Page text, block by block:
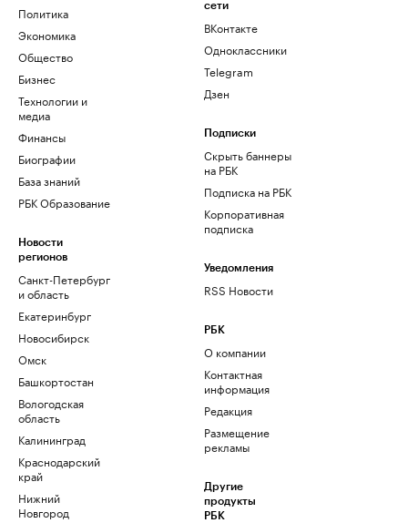
Политика
Экономика
Общество
Бизнес
Технологии и
медиа
Финансы
Биографии
База знаний
РБК Образование
Новости
регионов
Санкт-Петербург
и область
Екатеринбург
Новосибирск
Омск
Башкортостан
Вологодская
область
Калининград
Краснодарский
край
Нижний
Новгород
сети
ВКонтакте
Одноклассники
Telegram
Дзен
Подписки
Скрыть баннеры
на РБК
Подписка на РБК
Корпоративная
подписка
Уведомления
RSS Новости
РБК
О компании
Контактная
информация
Редакция
Размещение
рекламы
Другие
продукты
РБК